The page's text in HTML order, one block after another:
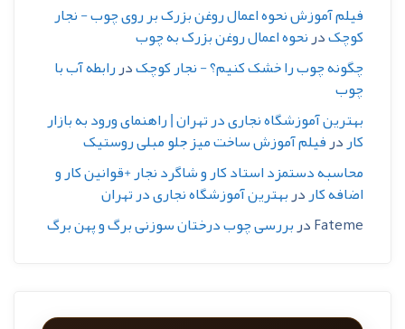
فیلم آموزش نحوه اعمال روغن بزرک بر روی چوب - نجار
کوچکدرنحوه اعمال روغن بزرک به چوب
چگونه چوب را خشک کنیم؟ - نجار کوچکدررابطه آب با
چوب
بهترین آموزشگاه نجاری در تهران | راهنمای ورود به بازار
کاردرفیلم آموزش ساخت میز جلو مبلی روستیک
محاسبه دستمزد استاد کار و شاگرد نجار +قوانین کار و
اضافه کاردربهترین آموزشگاه نجاری در تهران
Fatemeدربررسی چوب درختان سوزنی برگ و پهن برگ